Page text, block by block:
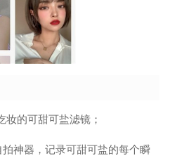
的可甜可盐滤镜；
神器，记录可甜可盐的每个瞬